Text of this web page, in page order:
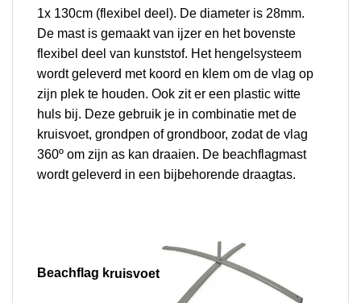
1x 130cm (flexibel deel). De diameter is 28mm.
De mast is gemaakt van ijzer en het bovenste
flexibel deel van kunststof. Het hengelsysteem
wordt geleverd met koord en klem om de vlag op
zijn plek te houden. Ook zit er een plastic witte
huls bij. Deze gebruik je in combinatie met de
kruisvoet, grondpen of grondboor, zodat de vlag
360º om zijn as kan draaien. De beachflagmast
wordt geleverd in een bijbehorende draagtas.
Beachflag kruisvoet